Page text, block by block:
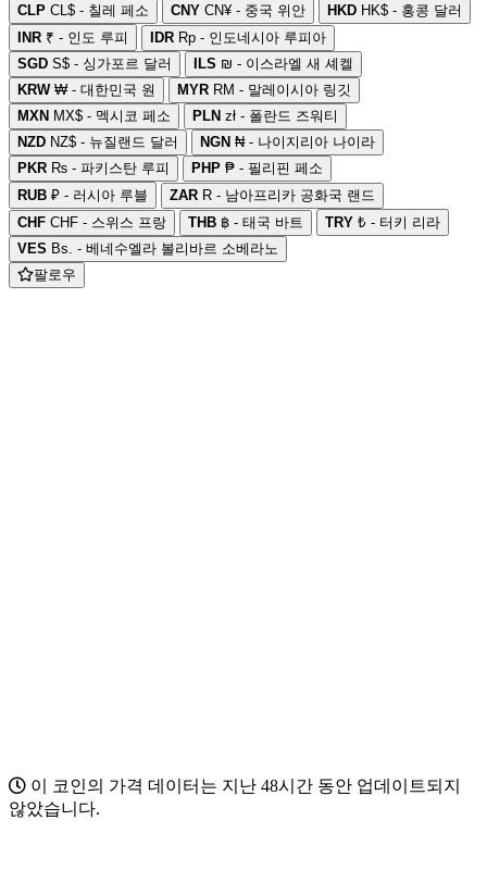
CLP CL$ - 칠레 페소 CNY CN¥ - 중국 위안 HKD HK$ - 홍콩 달러
INR ₹ - 인도 루피 IDR Rp - 인도네시아 루피아
SGD S$ - 싱가포르 달러 ILS ₪ - 이스라엘 새 셰켈
KRW₩ - 대한민국 원 MYR RM - 말레이시아 링깃
MXN MX$ - 멕시코 페소 PLN zł - 폴란드 즈워티
NZD NZ$ - 뉴질랜드 달러 NGN ₦ - 나이지리아 나이라
PKR ₨ - 파키스탄 루피 PHP ₱ - 필리핀 페소
RUB ₽ - 러시아 루블 ZAR R - 남아프리카 공화국 랜드
CHF CHF - 스위스 프랑 THB ฿ - 태국 바트 TRY ₺ - 터키 리라
VES Bs. - 베네수엘라 볼리바르 소베라노
팔로우
이 코인의 가격 데이터는 지난 48시간 동안 업데이트되지
않았습니다.